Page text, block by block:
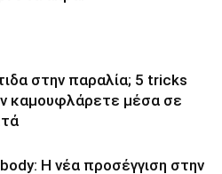
στην παραλία; 5 tricks
καμουφλάρετε μέσα σε
Η νέα προσέγγιση στην